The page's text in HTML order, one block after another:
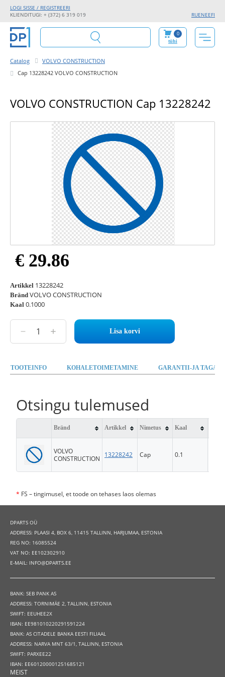
KLIENDITUGI: + (372) 6 319 019 RUENEEFI
LOGI SISSE / REGISTREERI
0
tühi
Catalog
VOLVO CONSTRUCTION
Cap 13228242 VOLVO CONSTRUCTION
VOLVO CONSTRUCTION Cap 13228242
€ 29.86
Artikkel 13228242
Bränd VOLVO CONSTRUCTION
Kaal 0.1000
Lisa korvi
TOOTEINFO KOHALETOIMETAMINE GARANTII-JA
Otsingu tulemused
Bränd Artikkel Nimetus Kaal
VOLVO
CONSTRUCTION
13228242 Cap 0.1
* FS – tingimusel, et toode on tehases laos olemas
DPARTS OÜ
ADDRESS: PLAASI 4, BOX 6, 11415 TALLINN, HARJUMAA, ESTONIA
REG NO: 16085524
VAT NO: EE102302910
E-MAIL: INFO@DPARTS.EE
BANK: SEB PANK AS
ADDRESS: TORNIMÄE 2, TALLINN, ESTONIA
SWIFT: EEUHEE2X
IBAN: EE981010220291591224
BANK: AS CITADELE BANKA EESTI FILIAAL
ADDRESS: NARVA MNT 63/1, TALLINN, ESTONIA
SWIFT: PARXEE22
IBAN: EE601200001251685121
MEIST